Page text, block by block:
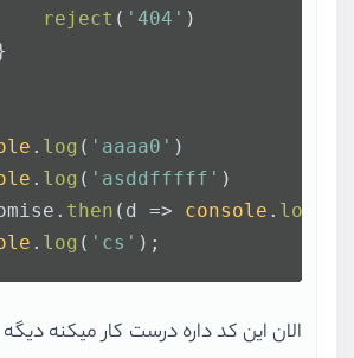
reject ( '404' )
. log ( 'aaaa0' )
. log ( 'asddfffff' )
then ( d => console . log
. log ( 'cs' );
الان این کد داره درست کار میکنه دیگه